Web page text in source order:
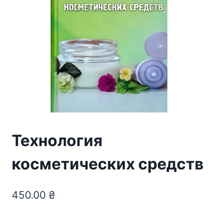
Технология
косметических средств
450.00 ₴